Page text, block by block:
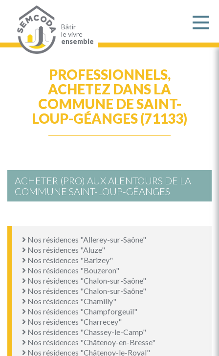
contenu
principal
Bâtir
le vivre
ensemble
PROFESSIONNELS,
ACHETEZ DANS LA
COMMUNE DE SAINT-
LOUP-GÉANGES (71133)
ACHETER (PRO) AUX ALENTOURS DE LA
COMMUNE SAINT-LOUP-GÉANGES
Nos résidences "Allerey-sur-Saône"
Nos résidences "Aluze"
Nos résidences "Barizey"
Nos résidences "Bouzeron"
Nos résidences "Chalon-sur-Saône"
Nos résidences "Chalon-sur-Saône"
Nos résidences "Chamilly"
Nos résidences "Champforgeuil"
Nos résidences "Charrecey"
Nos résidences "Chassey-le-Camp"
Nos résidences "Châtenoy-en-Bresse"
Nos résidences "Châtenoy-le-Royal"